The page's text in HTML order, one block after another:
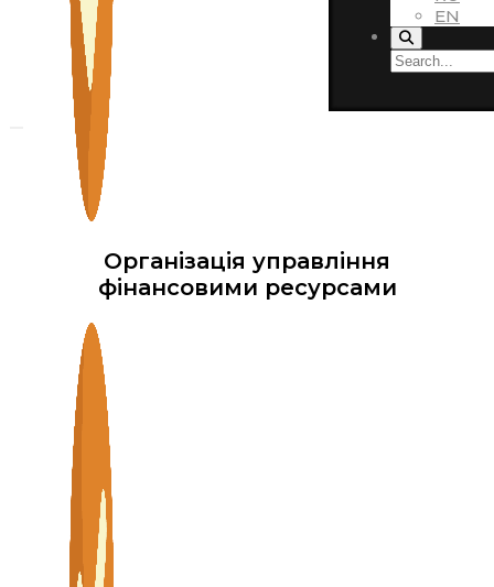
EN
Організація управління
фінансовими ресурсами